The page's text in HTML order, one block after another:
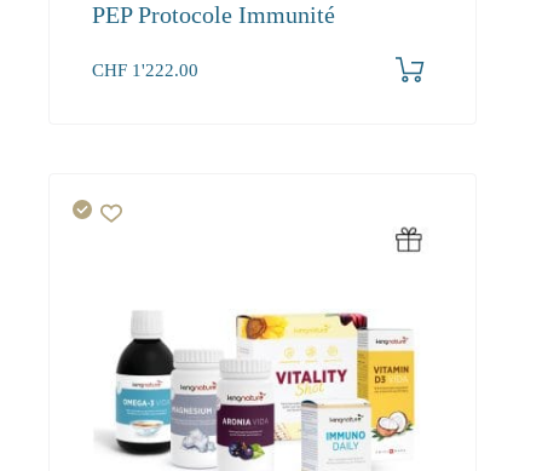
PEP Protocole Immunité
CHF 1'222.00